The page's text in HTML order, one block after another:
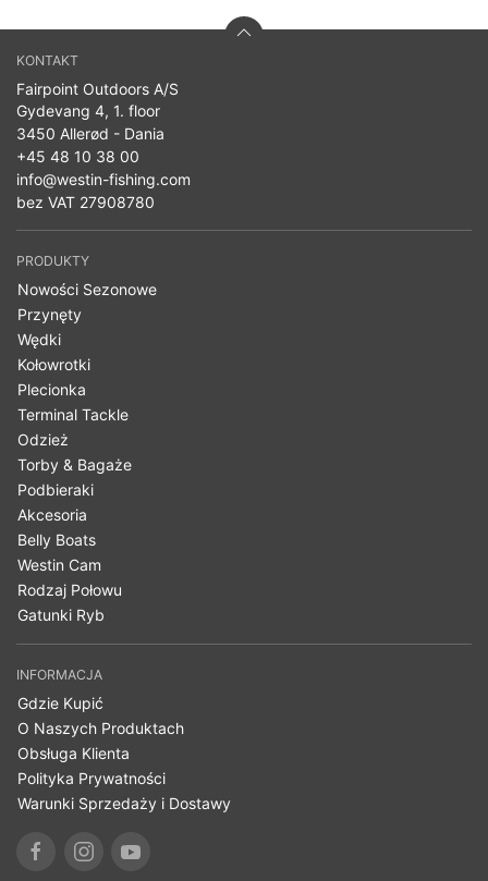
KONTAKT
Fairpoint Outdoors A/S
Gydevang 4, 1. floor
3450 Allerød - Dania
+45 48 10 38 00
info@westin-fishing.com
bez VAT 27908780
PRODUKTY
Nowości Sezonowe
Przynęty
Wędki
Kołowrotki
Plecionka
Terminal Tackle
Odzież
Torby & Bagaże
Podbieraki
Akcesoria
Belly Boats
Westin Cam
Rodzaj Połowu
Gatunki Ryb
INFORMACJA
Gdzie Kupić
O Naszych Produktach
Obsługa Klienta
Polityka Prywatności
Warunki Sprzedaży i Dostawy